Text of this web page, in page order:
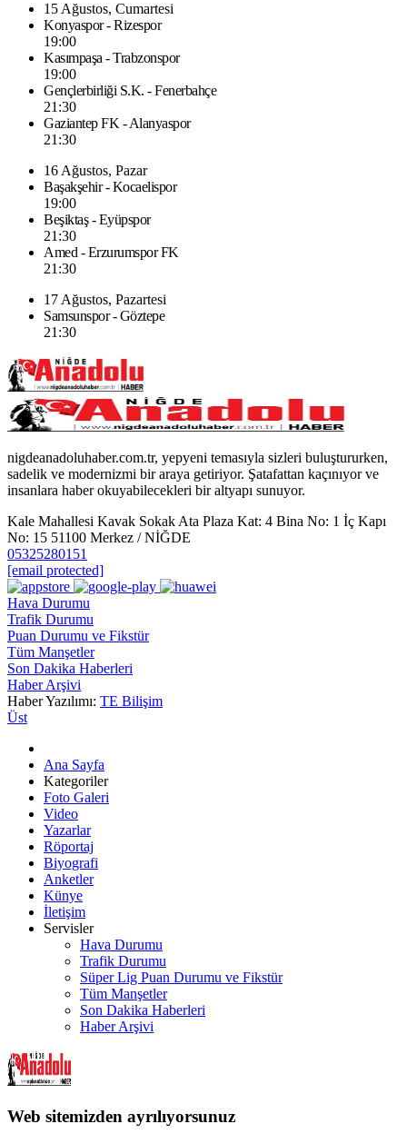
15 Ağustos, Cumartesi
Konyaspor - Rizespor
19:00
Kasımpaşa - Trabzonspor
19:00
Gençlerbirliği S.K. - Fenerbahçe
21:30
Gaziantep FK - Alanyaspor
21:30
16 Ağustos, Pazar
Başakşehir - Kocaelispor
19:00
Beşiktaş - Eyüpspor
21:30
Amed - Erzurumspor FK
21:30
17 Ağustos, Pazartesi
Samsunspor - Göztepe
21:30
nigdeanadoluhaber.com.tr, yepyeni temasıyla sizleri buluştururken,
sadelik ve modernizmi bir araya getiriyor. Şatafattan kaçınıyor ve
insanlara haber okuyabilecekleri bir altyapı sunuyor.
Kale Mahallesi Kavak Sokak Ata Plaza Kat: 4 Bina No: 1 İç Kapı
No: 15 51100 Merkez / NİĞDE
05325280151
[email protected]
Hava Durumu
Trafik Durumu
Puan Durumu ve Fikstür
Tüm Manşetler
Son Dakika Haberleri
Haber Arşivi
Haber Yazılımı: TE Bilişim
Üst
Ana Sayfa
Kategoriler
Foto Galeri
Video
Yazarlar
Röportaj
Biyografi
Anketler
Künye
İletişim
Servisler
Hava Durumu
Trafik Durumu
Süper Lig Puan Durumu ve Fikstür
Tüm Manşetler
Son Dakika Haberleri
Haber Arşivi
Web sitemizden ayrılıyorsunuz